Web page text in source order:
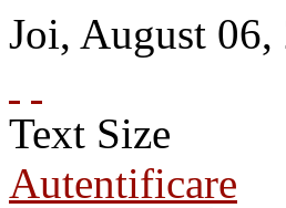
Joi, August 06,
Text Size
Autentificare